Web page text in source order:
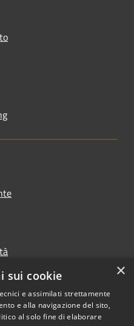
×
sui cookie
e assimilati strettamente
e alla navigazione del sito,
al solo fine di elaborare